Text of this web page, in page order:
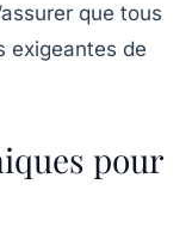
que tous
exigeantes de
pour